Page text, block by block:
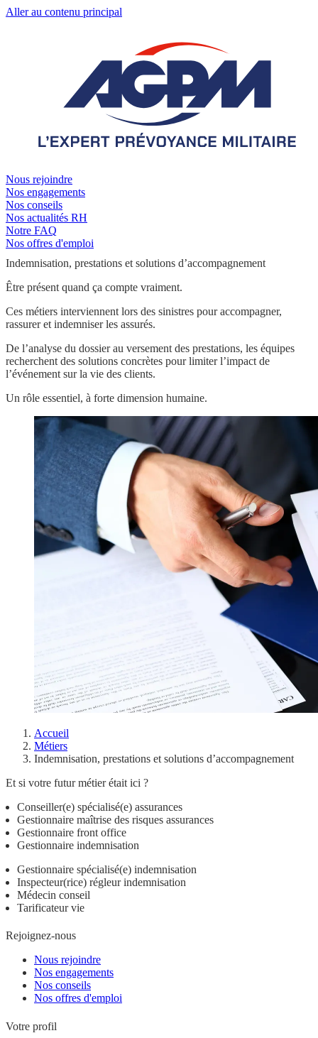
Aller au contenu principal
Nous rejoindre
Nos engagements
Nos conseils
Nos actualités RH
Notre FAQ
Nos offres d'emploi
Indemnisation, prestations et solutions d’accompagnement
Être présent quand ça compte vraiment.
Ces métiers interviennent lors des sinistres pour accompagner,
rassurer et indemniser les assurés.
De l’analyse du dossier au versement des prestations, les équipes
recherchent des solutions concrètes pour limiter l’impact de
l’événement sur la vie des clients.
Un rôle essentiel, à forte dimension humaine.
Accueil
Métiers
Indemnisation, prestations et solutions d’accompagnement
Et si votre futur métier était ici ?
Conseiller(e) spécialisé(e) assurances
Gestionnaire maîtrise des risques assurances
Gestionnaire front office
Gestionnaire indemnisation
Gestionnaire spécialisé(e) indemnisation
Inspecteur(rice) régleur indemnisation
Médecin conseil
Tarificateur vie
Rejoignez-nous
Nous rejoindre
Nos engagements
Nos conseils
Nos offres d'emploi
Votre profil